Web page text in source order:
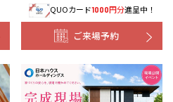
QUOカード1000円分進呈中！
ご来場予約